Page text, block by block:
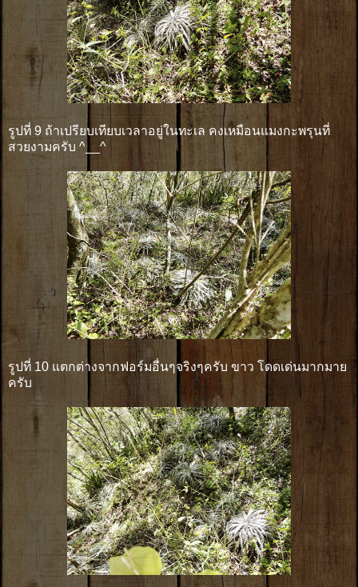
รูปที่ 9 ถ้าเปรียบเทียบเวลาอยู่ในทะเล คงเหมือนแมงกะพรุนที่
สวยงามครับ ^__^
รูปที่ 10 แตกต่างจากฟอร์มอื่นๆจริงๆครับ ขาว โดดเด่นมากมาย
ครับ